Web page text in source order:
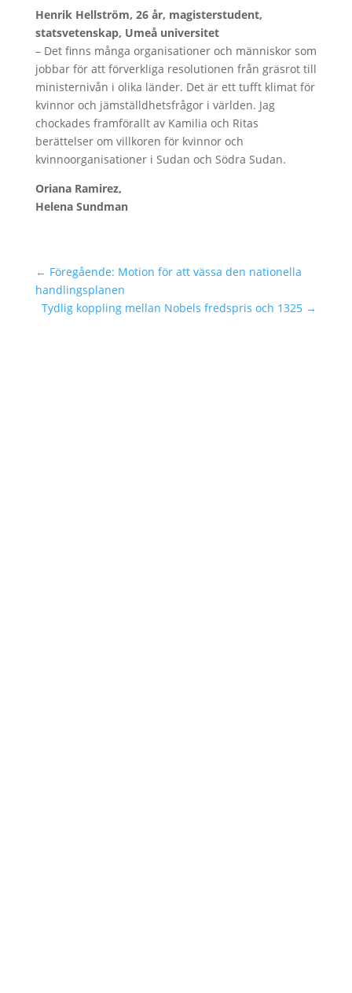
Henrik Hellström, 26 år, magisterstudent,
statsvetenskap, Umeå universitet
– Det finns många organisationer och människor som
jobbar för att förverkliga resolutionen från gräsrot till
ministernivån i olika länder. Det är ett tufft klimat för
kvinnor och jämställdhetsfrågor i världen. Jag
chockades framförallt av Kamilia och Ritas
berättelser om villkoren för kvinnor och
kvinnoorganisationer i Sudan och Södra Sudan.
Oriana Ramirez,
Helena Sundman
← Föregående: Motion för att vässa den nationella
handlingsplanen
Tydlig koppling mellan Nobels fredspris och 1325 →